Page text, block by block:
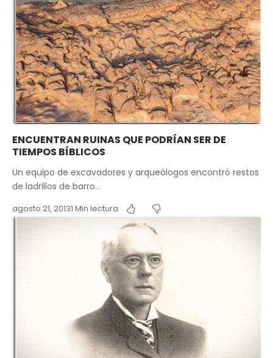
ENCUENTRAN RUINAS QUE PODRÍAN SER DE
TIEMPOS BÍBLICOS
Un equipo de excavadores y arqueólogos encontró restos
de ladrillos de barro…
agosto 21, 20131 Min lectura